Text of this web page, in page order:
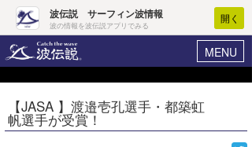
波伝説 サーフィン波情報
波の情報を波伝説アプリでみる
開く
MENU
ヘルプ マイホーム
ログイン
【JASA 】渡邉壱孔選手・都築虹
帆選手が受賞！
Core Surf Japan